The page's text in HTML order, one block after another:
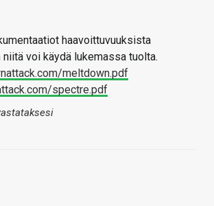
haavoittuvuuksista
niitä voi käydä lukemassa tuolta.
meltdown.pdf
spectre.pdf